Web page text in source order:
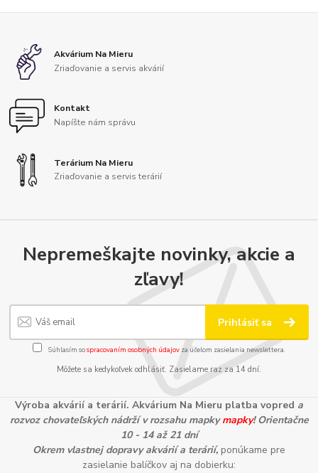
Akvárium Na Mieru
Zriaďovanie a servis akvárií
Kontakt
Napíšte nám správu
Terárium Na Mieru
Zriaďovanie a servis terárií
Nepremeškajte novinky, akcie a
zľavy!
Prihlásiť sa
Súhlasím sospracovaním osobných údajov za účelom zasielania newslettera.
Môžete sa kedykoľvek odhlásiť. Zasielame raz za 14 dní.
Výroba akvárií a terárií. Akvárium Na Mieru platba vopred a
rozvoz chovateľských nádrží v rozsahu mapkymapky! Orientačne
10 - 14 až 21 dní
Okrem vlastnej dopravy akvárií a terárií, ponúkame pre
zasielanie balíčkov aj na dobierku: